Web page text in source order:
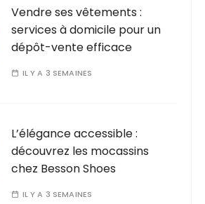
Vendre ses vêtements :
services à domicile pour un
dépôt-vente efficace
IL Y A 3 SEMAINES
L’élégance accessible :
découvrez les mocassins
chez Besson Shoes
IL Y A 3 SEMAINES